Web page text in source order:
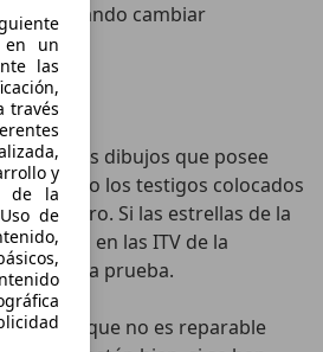
en un
las
través
y
de la
de
cuándo cambiar
de los dibujos que posee
buscando los testigos colocados
un euro. Si las estrellas de la
caso, en las ITV de la
la prueba.
que no es reparable